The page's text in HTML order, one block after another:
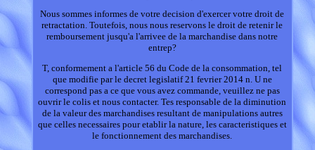
Nous sommes informes de votre decision d'exercer votre droit de
retractation. Toutefois, nous nous reservons le droit de retenir le
remboursement jusqu'a l'arrivee de la marchandise dans notre
entrep?
T, conformement a l'article 56 du Code de la consommation, tel
que modifie par le decret legislatif 21 fevrier 2014 n. U ne
correspond pas a ce que vous avez commande, veuillez ne pas
ouvrir le colis et nous contacter. Tes responsable de la diminution
de la valeur des marchandises resultant de manipulations autres
que celles necessaires pour etablir la nature, les caracteristiques et
le fonctionnement des marchandises.